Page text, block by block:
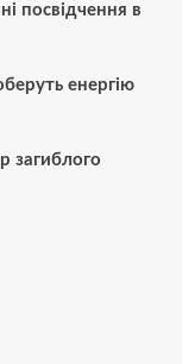
посвідчення в
енергію
загиблого